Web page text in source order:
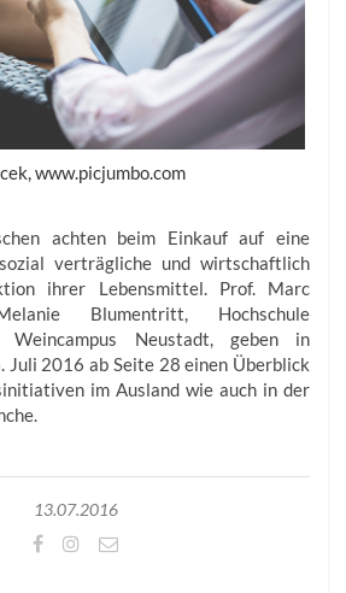
www.picjumbo.com
achten beim Einkauf auf eine
verträgliche und wirtschaftlich
ihrer Lebensmittel. Prof. Marc
Blumentritt, Hochschule
Weincampus Neustadt, geben in
Juli 2016 ab Seite 28 einen Überblick
im Ausland wie auch in der
13.07.2016